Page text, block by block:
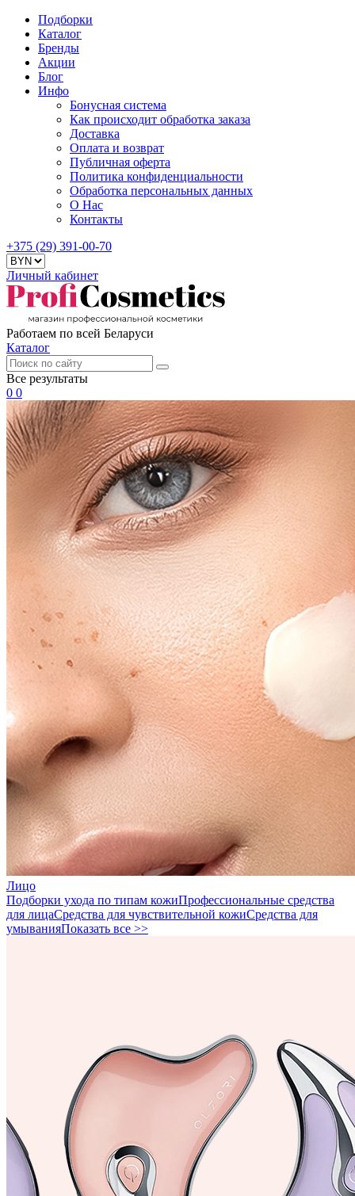
Подборки
Каталог
Бренды
Акции
Блог
Инфо
Бонусная система
Как происходит обработка заказа
Доставка
Оплата и возврат
Публичная оферта
Политика конфиденциальности
Обработка персональных данных
О Нас
Контакты
+375 (29) 391-00-70
Личный кабинет
Работаем по всей Беларуси
Каталог
Все результаты
0 0
Лицо
Подборки ухода по типам кожиПрофессиональные средства
для лицаСредства для чувствительной кожиСредства для
умыванияПоказать все >>